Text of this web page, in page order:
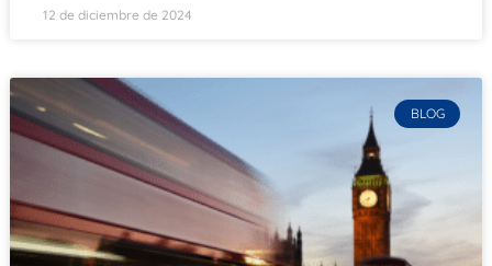
12 de diciembre de 2024
BLOG